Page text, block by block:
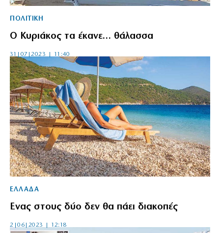
ΠΟΛΙΤΙΚΗ
Ο Κυριάκος τα έκανε… θάλασσα
31|07|2023 | 11:40
ΕΛΛΑΔΑ
Ενας στους δύο δεν θα πάει διακοπές
2|06|2023 | 12:18